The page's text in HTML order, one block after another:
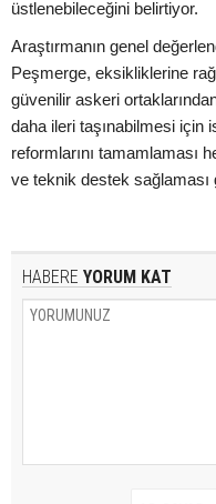
üstlenebileceğini belirtiyor.
Araştırmanın genel
Peşmerge, eksikliklerine
güvenilir askeri
daha ileri taşınabilmesi için
reformlarını tamamlaması
ve teknik destek sağlaması
HABERE YORUM KAT